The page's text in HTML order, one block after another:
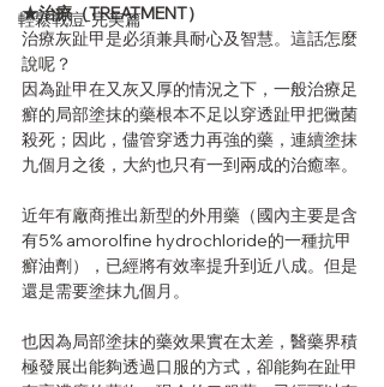
輕鬆戰痘-完美篇
★治療（TREATMENT）
治療灰趾甲是必須兼具耐心及智慧。這話怎麼
說呢？
因為趾甲在又灰又厚的情況之下，一般治療足
癬的局部塗抹的藥根本不足以穿透趾甲把黴菌
殺死；因此，儘管穿透力再強的藥，連續塗抹
九個月之後，大約也只有一到兩成的治癒率。
近年有廠商推出新型的外用藥（國內主要是含
有5% amorolfine hydrochloride的一種抗甲
癬油劑），已經將有效率提升到近八成。但是
還是需要塗抹九個月。
也因為局部塗抹的藥效果實在太差，醫藥界積
極發展出能夠透過口服的方式，卻能夠在趾甲